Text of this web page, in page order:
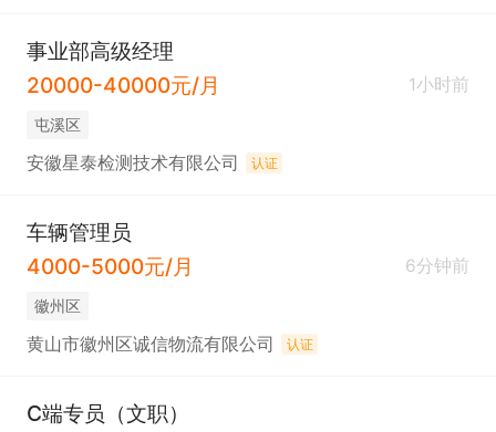
事业部高级经理
20000-40000元/月
1小时前
屯溪区
安徽星泰检测技术有限公司 认证
车辆管理员
4000-5000元/月
6分钟前
徽州区
黄山市徽州区诚信物流有限公司 认证
C端专员（文职）